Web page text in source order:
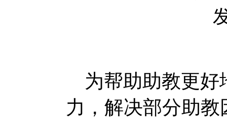
为帮助助教更
力，解决部分助